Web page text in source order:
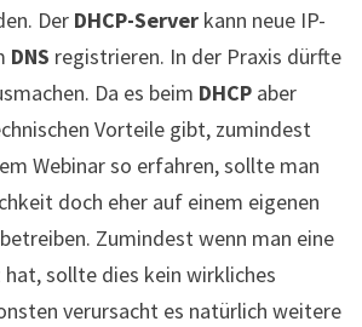
Der DHCP-Serverkann neue IP-
DNS registrieren. In der Praxis dürfte
Da es beim DHCPaber
Vorteile gibt, zumindest
Webinar so erfahren, sollte man
doch eher auf einem eigenen
Zumindest wenn man eine
sollte dies kein wirkliches
verursacht es natürlich weitere